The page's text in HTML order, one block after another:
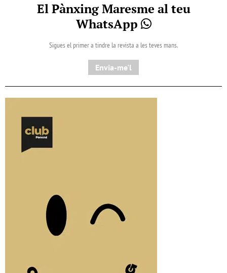
El Pànxing Maresme al teu
WhatsApp
Sigues el primer a tindre la revista a les teves mans.
Envia-me'l